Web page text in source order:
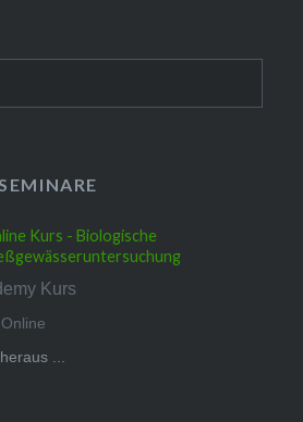
Kurs - Biologische
Kurs
...